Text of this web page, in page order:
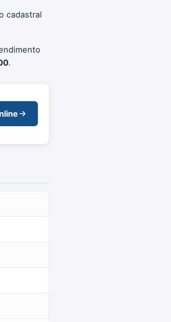
cadastral
.